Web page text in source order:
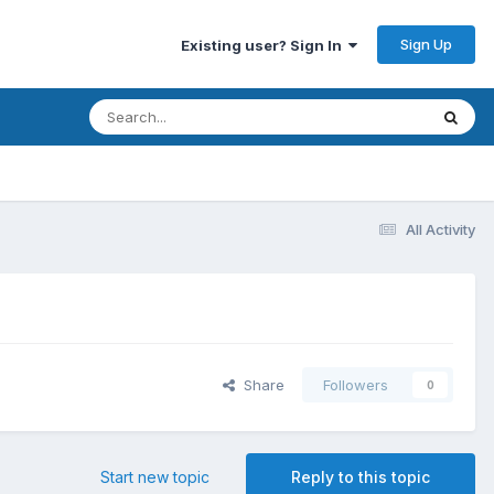
Existing user? Sign In Sign Up
All Activity
Share Followers 0
Reply to this topic
Start new topic